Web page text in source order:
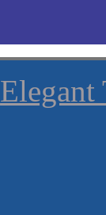
Elegant